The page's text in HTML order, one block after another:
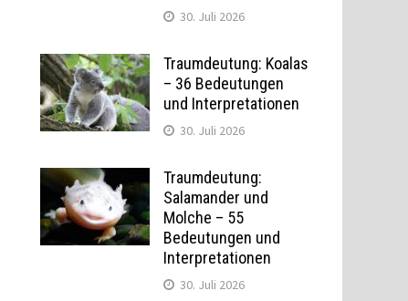
30. Juli 2026
Traumdeutung: Koalas
– 36 Bedeutungen
und Interpretationen
30. Juli 2026
Traumdeutung:
Salamander und
Molche – 55
Bedeutungen und
Interpretationen
30. Juli 2026